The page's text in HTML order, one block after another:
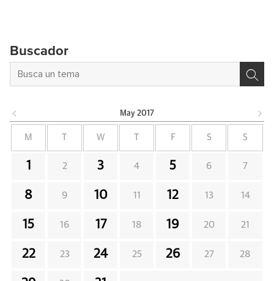
Buscador
May 2017
M W F S S
1 2 3 4 5 6 7
8 9 10 11 12 13 14
15 16 17 18 19 20 21
22 23 24 25 26 27 28